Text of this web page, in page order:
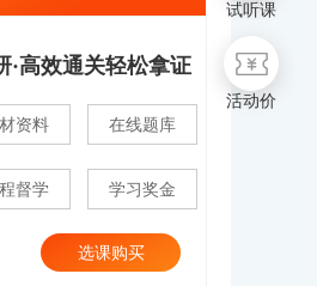
试听课
活动价
·高效通关轻松拿证
资料 在线题库
督学 学习奖金
选课购买